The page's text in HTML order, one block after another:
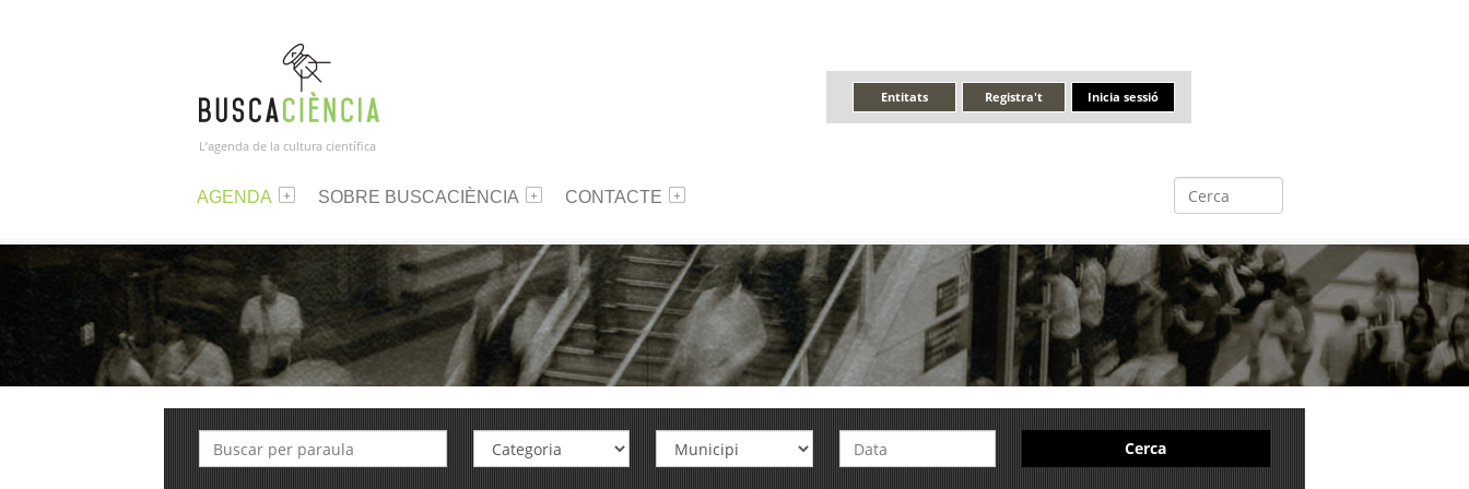
L’agenda de la cultura científica
Inicia sessió
Registra't
Entitats
AGENDA SOBRE BUSCACIÈNCIA CONTACTE
Cerca